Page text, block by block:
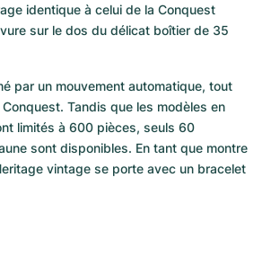
identique à celui de la Conquest
sur le dos du délicat boîtier de 35
par un mouvement automatique, tout
Tandis que les modèles en
limités à 600 pièces, seuls 60
sont disponibles. En tant que montre
vintage se porte avec un bracelet